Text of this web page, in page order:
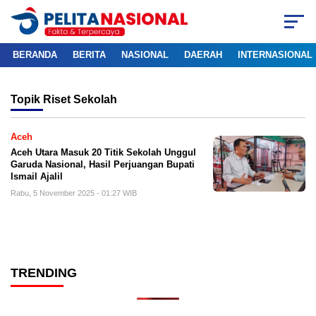
BERANDA BERITA NASIONAL DAERAH INTERNASIONAL
Topik Riset Sekolah
Aceh
Aceh Utara Masuk 20 Titik Sekolah Unggul
Garuda Nasional, Hasil Perjuangan Bupati
Ismail Ajalil
Rabu, 5 November 2025 - 01:27 WIB
TRENDING